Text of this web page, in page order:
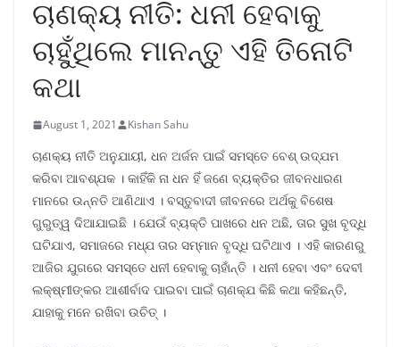
ଚାଣକ୍ୟ ନୀତି: ଧନୀ ହେବାକୁ
ଚାହୁଁଥିଲେ ମାନନ୍ତୁ ଏହି ତିନୋଟି
କଥା
August 1, 2021 Kishan Sahu
ଚାଣକ୍ୟ ନୀତି ଅନୁଯାୟୀ, ଧନ ଅର୍ଜନ ପାଇଁ ସମସ୍ତେ ବେଶ୍ ଉଦ୍ଯମ
କରିବା ଆବଶ୍ଯକ । କାହିଁକି ନା ଧନ ହିଁ ଜଣେ ବ୍ୟକ୍ତିର ଜୀବନଧାରଣ
ମାନରେ ଉନ୍ନତି ଆଣିଥାଏ । ବସ୍ତୁବାଦୀ ଜୀବନରେ ଅର୍ଥକୁ ବିଶେଷ
ଗୁରୁତ୍ୱ ଦିଆଯାଇଛି । ଯେଉଁ ବ୍ୟକ୍ତି ପାଖରେ ଧନ ଅଛି, ତାର ସୁଖ ବୃଦ୍ଧି
ଘଟିଯାଏ, ସମାଜରେ ମଧ୍ଯ ତାର ସମ୍ମାନ ବୃଦ୍ଧି ଘଟିଥାଏ । ଏହି କାରଣରୁ
ଆଜିର ଯୁଗରେ ସମସ୍ତେ ଧନୀ ହେବାକୁ ଚାହାଁନ୍ତି । ଧନୀ ହେବା ଏବଂ ଦେବୀ
ଲକ୍ଷ୍ମୀଙ୍କର ଆଶୀର୍ବାଦ ପାଇବା ପାଇଁ ଚାଣକ୍ଯ କିଛି କଥା କହିଛନ୍ତି,
ଯାହାକୁ ମନେ ରଖିବା ଉଚିତ୍ ।